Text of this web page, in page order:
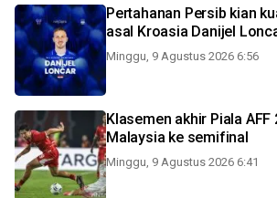
Pertahanan Persib kian
asal Kroasia Danijel
Minggu, 9 Agustus 2026 6:56
Klasemen akhir Piala AFF
Malaysia ke semifinal
Minggu, 9 Agustus 2026 6:41